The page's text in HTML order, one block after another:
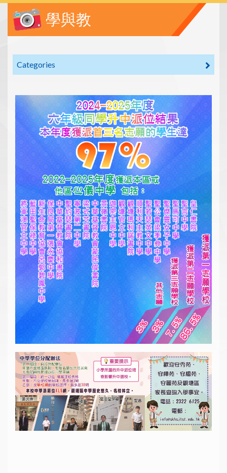
學與教
Categories